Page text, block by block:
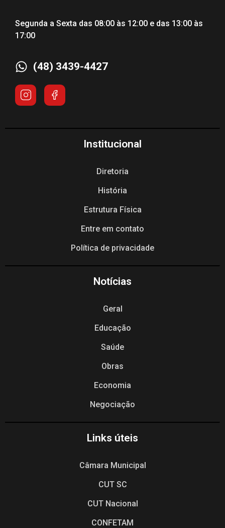
Segunda a Sexta das 08:00 às 12:00 e das 13:00 às
17:00
(48) 3439-4427
Institucional
Diretoria
História
Estrutura Física
Entre em contato
Política de privacidade
Notícias
Geral
Educação
Saúde
Obras
Economia
Negociação
Links úteis
Câmara Municipal
CUT SC
CUT Nacional
CONFETAM